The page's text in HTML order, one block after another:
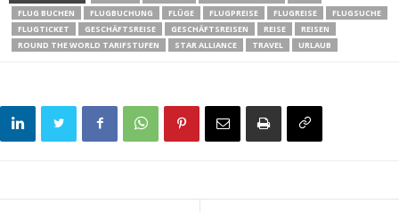
FLUG BUCHEN
FLUGBUCHUNG FLÜGE FLUGPREISE FLUGREISE
FLUGSUCHE
FLUGTICKET
GESCHÄFTSREISE GESCHÄFTSREISEN REISE
REISEN
ROUND THE WORLD TARIFSTUFEN
STAR ALLIANCE TRAVEL URLAUB